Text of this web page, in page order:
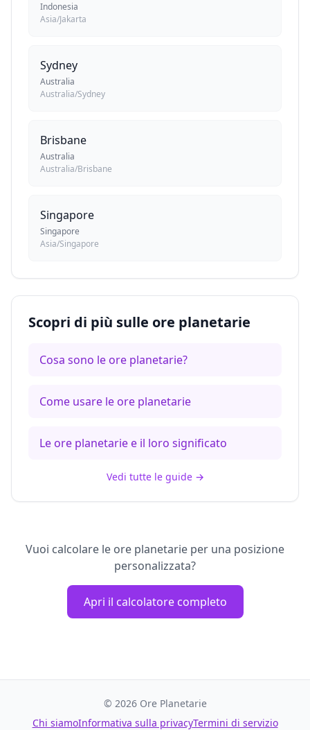
Indonesia
Asia/Jakarta
Sydney
Australia
Australia/Sydney
Brisbane
Australia
Australia/Brisbane
Singapore
Singapore
Asia/Singapore
Scopri di più sulle ore planetarie
Cosa sono le ore planetarie?
Come usare le ore planetarie
Le ore planetarie e il loro significato
Vedi tutte le guide→
Vuoi calcolare le ore planetarie per una posizione
personalizzata?
Apri il calcolatore completo
© 2026 Ore Planetarie
Chi siamoInformativa sulla privacyTermini di servizio